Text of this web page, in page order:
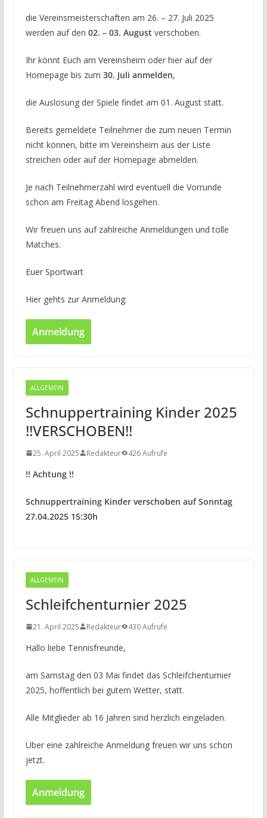
die Vereinsmeisterschaften am 26. – 27. Juli 2025
werden auf den 02. – 03. August verschoben.
Ihr könnt Euch am Vereinsheim oder hier auf der
Homepage bis zum 30. Juli anmelden,
die Auslosung der Spiele findet am 01. August statt.
Bereits gemeldete Teilnehmer die zum neuen Termin
nicht können, bitte im Vereinsheim aus der Liste
streichen oder auf der Homepage abmelden.
Je nach Teilnehmerzahl wird eventuell die Vorrunde
schon am Freitag Abend losgehen.
Wir freuen uns auf zahlreiche Anmeldungen und tolle
Matches.
Euer Sportwart
Hier gehts zur Anmeldung:
Anmeldung
ALLGEMEIN
Schnuppertraining Kinder 2025
!!VERSCHOBEN!!
25. April 2025 Redakteur 426 Aufrufe
!! Achtung !!
Schnuppertraining Kinder verschoben auf Sonntag
27.04.2025 15:30h
ALLGEMEIN
Schleifchenturnier 2025
21. April 2025 Redakteur 430 Aufrufe
Hallo liebe Tennisfreunde,
am Samstag den 03 Mai findet das Schleifchenturnier
2025, hoffentlich bei gutem Wetter, statt.
Alle Mitglieder ab 16 Jahren sind herzlich eingeladen.
Über eine zahlreiche Anmeldung freuen wir uns schon
jetzt.
Anmeldung